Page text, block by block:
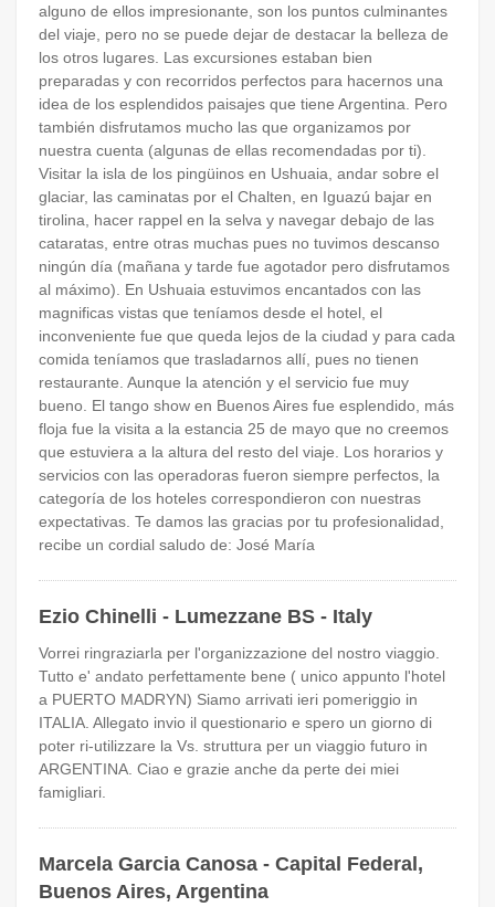
alguno de ellos impresionante, son los puntos culminantes
del viaje, pero no se puede dejar de destacar la belleza de
los otros lugares. Las excursiones estaban bien
preparadas y con recorridos perfectos para hacernos una
idea de los esplendidos paisajes que tiene Argentina. Pero
también disfrutamos mucho las que organizamos por
nuestra cuenta (algunas de ellas recomendadas por ti).
Visitar la isla de los pingüinos en Ushuaia, andar sobre el
glaciar, las caminatas por el Chalten, en Iguazú bajar en
tirolina, hacer rappel en la selva y navegar debajo de las
cataratas, entre otras muchas pues no tuvimos descanso
ningún día (mañana y tarde fue agotador pero disfrutamos
al máximo). En Ushuaia estuvimos encantados con las
magnificas vistas que teníamos desde el hotel, el
inconveniente fue que queda lejos de la ciudad y para cada
comida teníamos que trasladarnos allí, pues no tienen
restaurante. Aunque la atención y el servicio fue muy
bueno. El tango show en Buenos Aires fue esplendido, más
floja fue la visita a la estancia 25 de mayo que no creemos
que estuviera a la altura del resto del viaje. Los horarios y
servicios con las operadoras fueron siempre perfectos, la
categoría de los hoteles correspondieron con nuestras
expectativas. Te damos las gracias por tu profesionalidad,
recibe un cordial saludo de: José María
Ezio Chinelli - Lumezzane BS - Italy
Vorrei ringraziarla per l'organizzazione del nostro viaggio.
Tutto e' andato perfettamente bene ( unico appunto l'hotel
a PUERTO MADRYN) Siamo arrivati ieri pomeriggio in
ITALIA. Allegato invio il questionario e spero un giorno di
poter ri-utilizzare la Vs. struttura per un viaggio futuro in
ARGENTINA. Ciao e grazie anche da perte dei miei
famigliari.
Marcela Garcia Canosa - Capital Federal,
Buenos Aires, Argentina